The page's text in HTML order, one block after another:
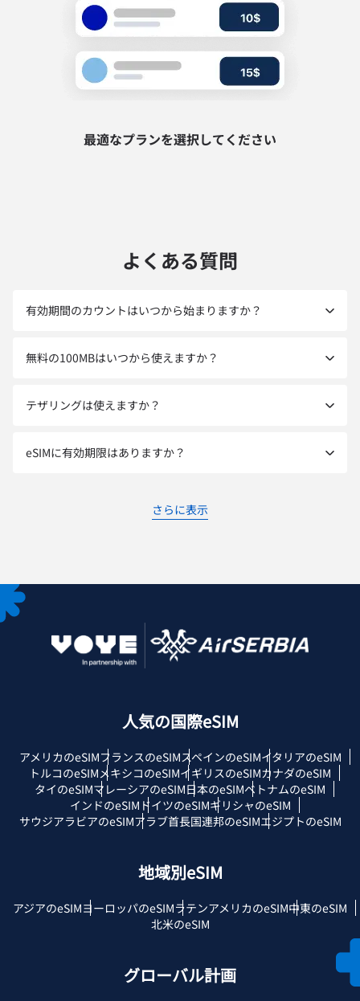
最適なプランを選択してください
よくある質問
有効期間のカウントはいつから始まりますか？
無料の100MBはいつから使えますか？
テザリングは使えますか？
eSIMに有効期限はありますか？
さらに表示
人気の国際eSIM
アメリカのeSIMフランスのeSIMスペインのeSIMイタリアのeSIM
トルコのeSIM メキシコのeSIMイギリスのeSIMカナダのeSIM
タイのeSIMマレーシアのeSIM日本のeSIMベトナムのeSIM
インドのeSIM ドイツのeSIMギリシャのeSIM
サウジアラビアのeSIMアラブ首長国連邦のeSIMエジプトのeSIM
地域別eSIM
アジアのeSIMヨーロッパのeSIMラテンアメリカのeSIM中東のeSIM
北米のeSIM
グローバル計画